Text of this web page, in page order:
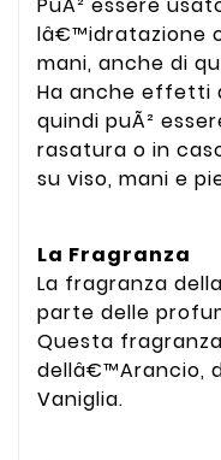
lâ€™idratazione
mani, anche di
Ha anche effetti
quindi puÃ²
rasatura o in
su viso, mani e
La Fragranza
La fragranza
parte delle
Questa
dellâ€™Arancio,
Vaniglia.